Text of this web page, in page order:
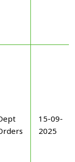
15-09-
2025